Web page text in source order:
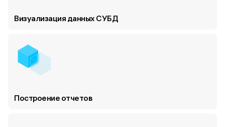
Визуализация данных СУБД
Построение отчетов